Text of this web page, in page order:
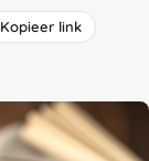
Kopieer link